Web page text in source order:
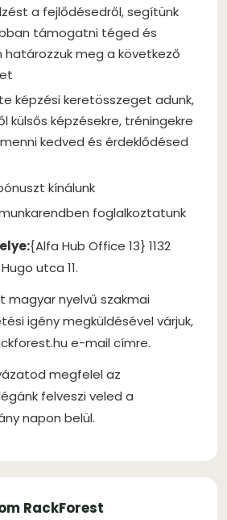
a fejlődésedről, segítünk
támogatni téged és
határozzuk meg a következő
képzési keretösszeget adunk,
külsős képzésekre, tréningekre
kedved és érdeklődésed
kínálunk
foglalkoztatunk
{Alfa Hub Office 13} 1132
utca 11.
magyar nyelvű szakmai
igény megküldésével várjuk,
e-mail címre.
megfelel az
felveszi veled a
napon belül.
RackForest